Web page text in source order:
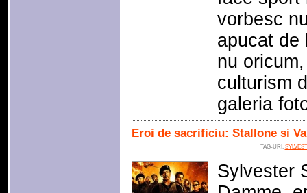
vorbesc
apucat de
nu
culturism
galeria
Eroi de sacrificiu: Stallone si
TAG-URI:
Sylvester